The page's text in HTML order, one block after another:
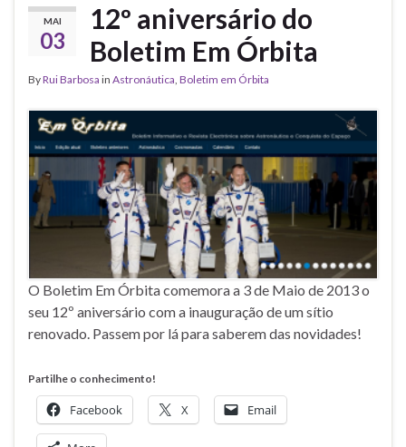
MAI
03
12º aniversário do
Boletim Em Órbita
ByRui Barbosa in Astronáutica Boletim em Órbita
O Boletim Em Órbita comemora a 3 de Maio de 2013 o
seu 12º aniversário com a inauguração de um sítio
renovado. Passem por lá para saberem das novidades!
Partilhe o conhecimento!
Facebook X Email